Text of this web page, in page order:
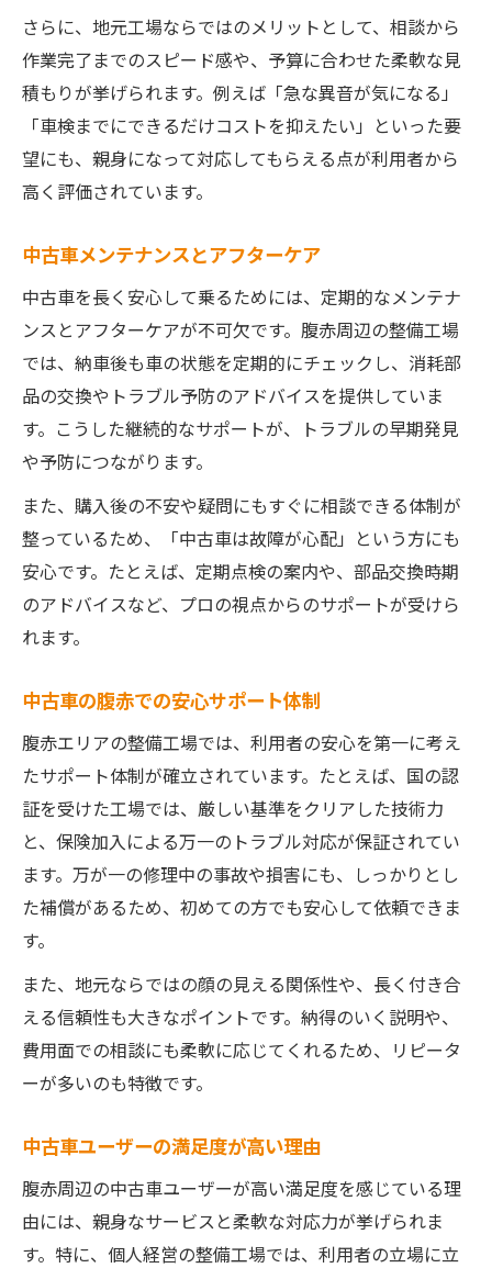
さらに、地元工場ならではのメリットとして、相談から
作業完了までのスピード感や、予算に合わせた柔軟な見
積もりが挙げられます。例えば「急な異音が気になる」
「車検までにできるだけコストを抑えたい」といった要
望にも、親身になって対応してもらえる点が利用者から
高く評価されています。
中古車メンテナンスとアフターケア
中古車を長く安心して乗るためには、定期的なメンテナ
ンスとアフターケアが不可欠です。腹赤周辺の整備工場
では、納車後も車の状態を定期的にチェックし、消耗部
品の交換やトラブル予防のアドバイスを提供していま
す。こうした継続的なサポートが、トラブルの早期発見
や予防につながります。
また、購入後の不安や疑問にもすぐに相談できる体制が
整っているため、「中古車は故障が心配」という方にも
安心です。たとえば、定期点検の案内や、部品交換時期
のアドバイスなど、プロの視点からのサポートが受けら
れます。
中古車の腹赤での安心サポート体制
腹赤エリアの整備工場では、利用者の安心を第一に考え
たサポート体制が確立されています。たとえば、国の認
証を受けた工場では、厳しい基準をクリアした技術力
と、保険加入による万一のトラブル対応が保証されてい
ます。万が一の修理中の事故や損害にも、しっかりとし
た補償があるため、初めての方でも安心して依頼できま
す。
また、地元ならではの顔の見える関係性や、長く付き合
える信頼性も大きなポイントです。納得のいく説明や、
費用面での相談にも柔軟に応じてくれるため、リピータ
ーが多いのも特徴です。
中古車ユーザーの満足度が高い理由
腹赤周辺の中古車ユーザーが高い満足度を感じている理
由には、親身なサービスと柔軟な対応力が挙げられま
す。特に、個人経営の整備工場では、利用者の立場に立